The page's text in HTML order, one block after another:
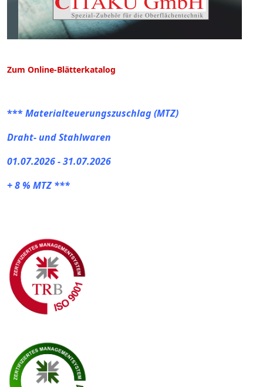
Zum Online-Blätterkatalog
***Materialteuerungszuschlag (MTZ)
Draht- und Stahlwaren
01.07.2026 - 31.07.2026
+ 8 % MTZ ***